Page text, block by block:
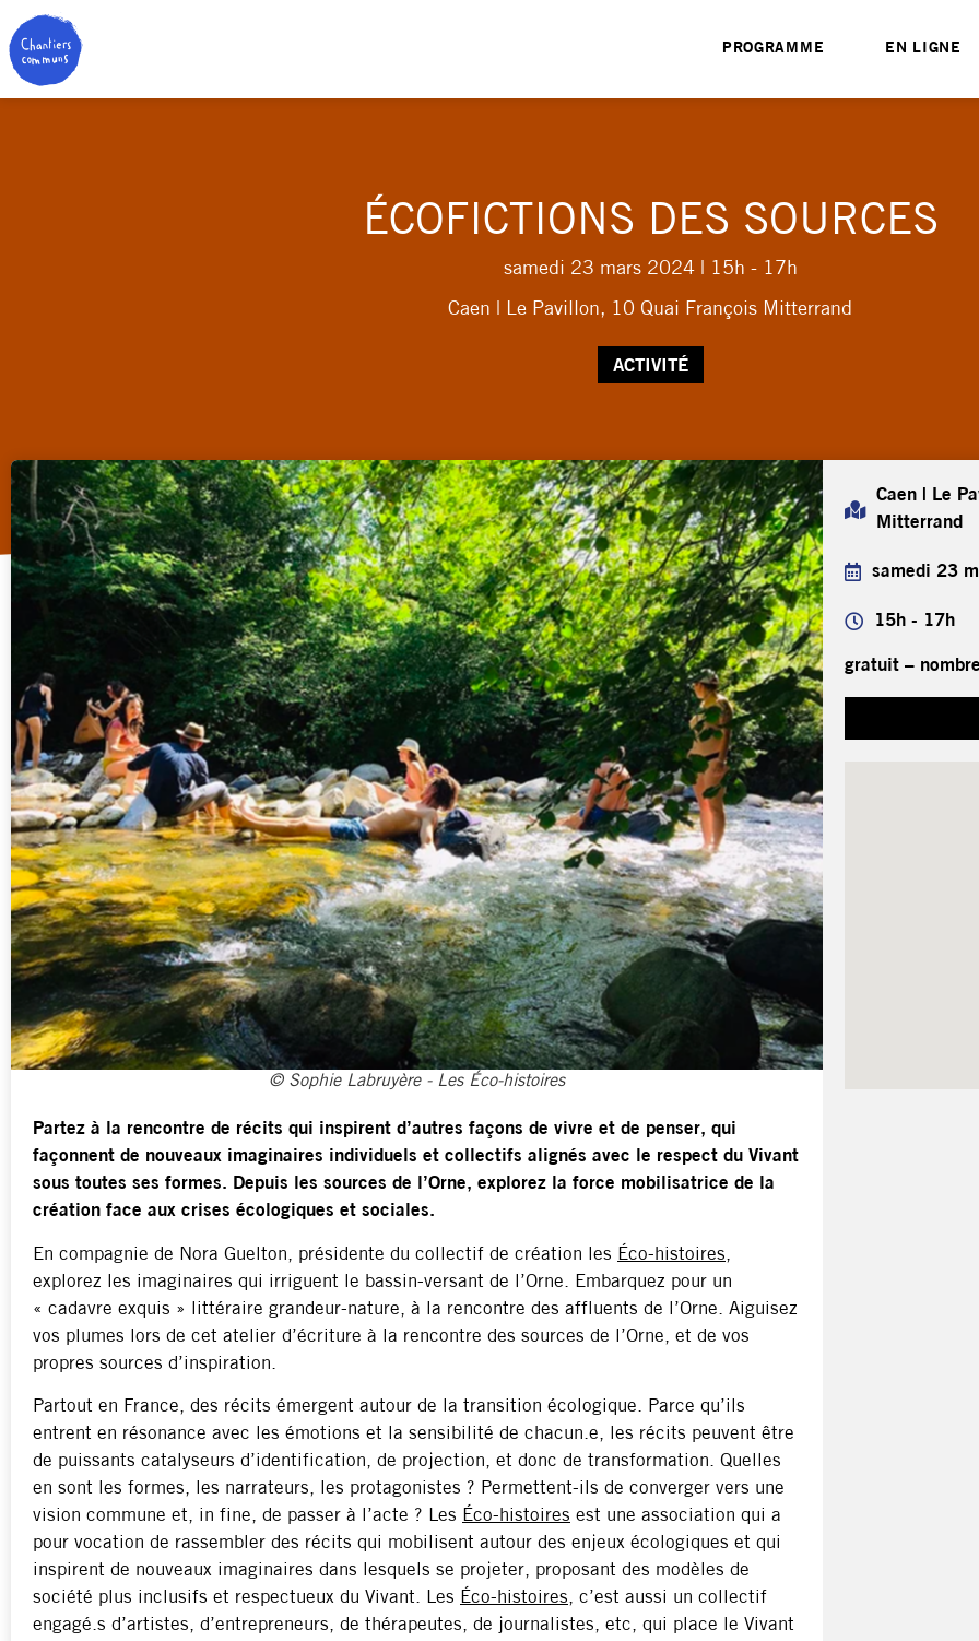
PROGRAMME EN LIGNE
ÉCOFICTIONS DES SOURCES
samedi 23 mars 2024| 15h - 17h
Caen | Le Pavillon, 10 Quai François Mitterrand
ACTIVITÉ
© Sophie Labruyère - Les Éco-histoires
Partez à la rencontre de récits qui inspirent d’autres façons de vivre et de penser, qui
façonnent de nouveaux imaginaires individuels et collectifs alignés avec le respect du Vivant
sous toutes ses formes. Depuis les sources de l’Orne, explorez la force mobilisatrice de la
création face aux crises écologiques et sociales.
En compagnie de Nora Guelton, présidente du collectif de création les Éco-histoires,
explorez les imaginaires qui irriguent le bassin-versant de l’Orne. Embarquez pour un
« cadavre exquis » littéraire grandeur-nature, à la rencontre des affluents de l’Orne. Aiguisez
vos plumes lors de cet atelier d’écriture à la rencontre des sources de l’Orne, et de vos
propres sources d’inspiration.
Partout en France, des récits émergent autour de la transition écologique. Parce qu’ils
entrent en résonance avec les émotions et la sensibilité de chacun.e, les récits peuvent être
de puissants catalyseurs d’identification, de projection, et donc de transformation. Quelles
en sont les formes, les narrateurs, les protagonistes ? Permettent-ils de converger vers une
vision commune et, in fine, de passer à l’acte ? Les Éco-histoires est une association qui a
pour vocation de rassembler des récits qui mobilisent autour des enjeux écologiques et qui
inspirent de nouveaux imaginaires dans lesquels se projeter, proposant des modèles de
société plus inclusifs et respectueux du Vivant. Les Éco-histoires, c’est aussi un collectif
engagé.s d’artistes, d’entrepreneurs, de thérapeutes, de journalistes, etc, qui place le Vivant
Caen | Le
Mitterrand
samedi 23
15h - 17h
gratuit –